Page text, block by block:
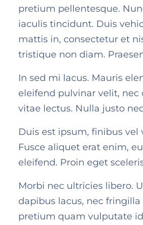
pretium pellentesque.
iaculis tincidunt. Duis
mattis in, consectetur et
tristique non diam.
In sed mi lacus. Mauris
eleifend pulvinar velit, nec
vitae lectus. Nulla justo
Duis est ipsum, finibus
Fusce aliquet erat enim,
eleifend. Proin eget
Morbi nec ultricies libero.
dapibus lacus, nec
pretium quam vulputate